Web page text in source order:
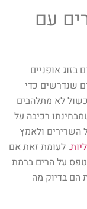
עם
אופניים
שנדרשים כדי
לא מתלהבים
רכיבה על
השרירים ולאמץ
. לעומת זאת אם
על הרים ברמת
הם בדיוק מה